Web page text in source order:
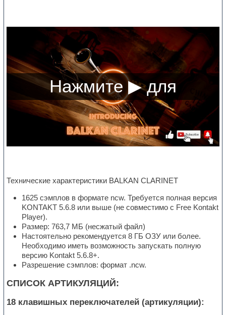
Технические характеристики BALKAN CLARINET
1625 сэмплов в формате ncw. Требуется полная версия
KONTAKT 5.6.8 или выше (не совместимо с Free Kontakt
Player).
Размер: 763,7 МБ (несжатый файл)
Настоятельно рекомендуется 8 ГБ ОЗУ или более.
Необходимо иметь возможность запускать полную
версию Kontakt 5.6.8+.
Разрешение сэмплов: формат .ncw.
СПИСОК АРТИКУЛЯЦИЙ:
18 клавишных переключателей (артикуляции):